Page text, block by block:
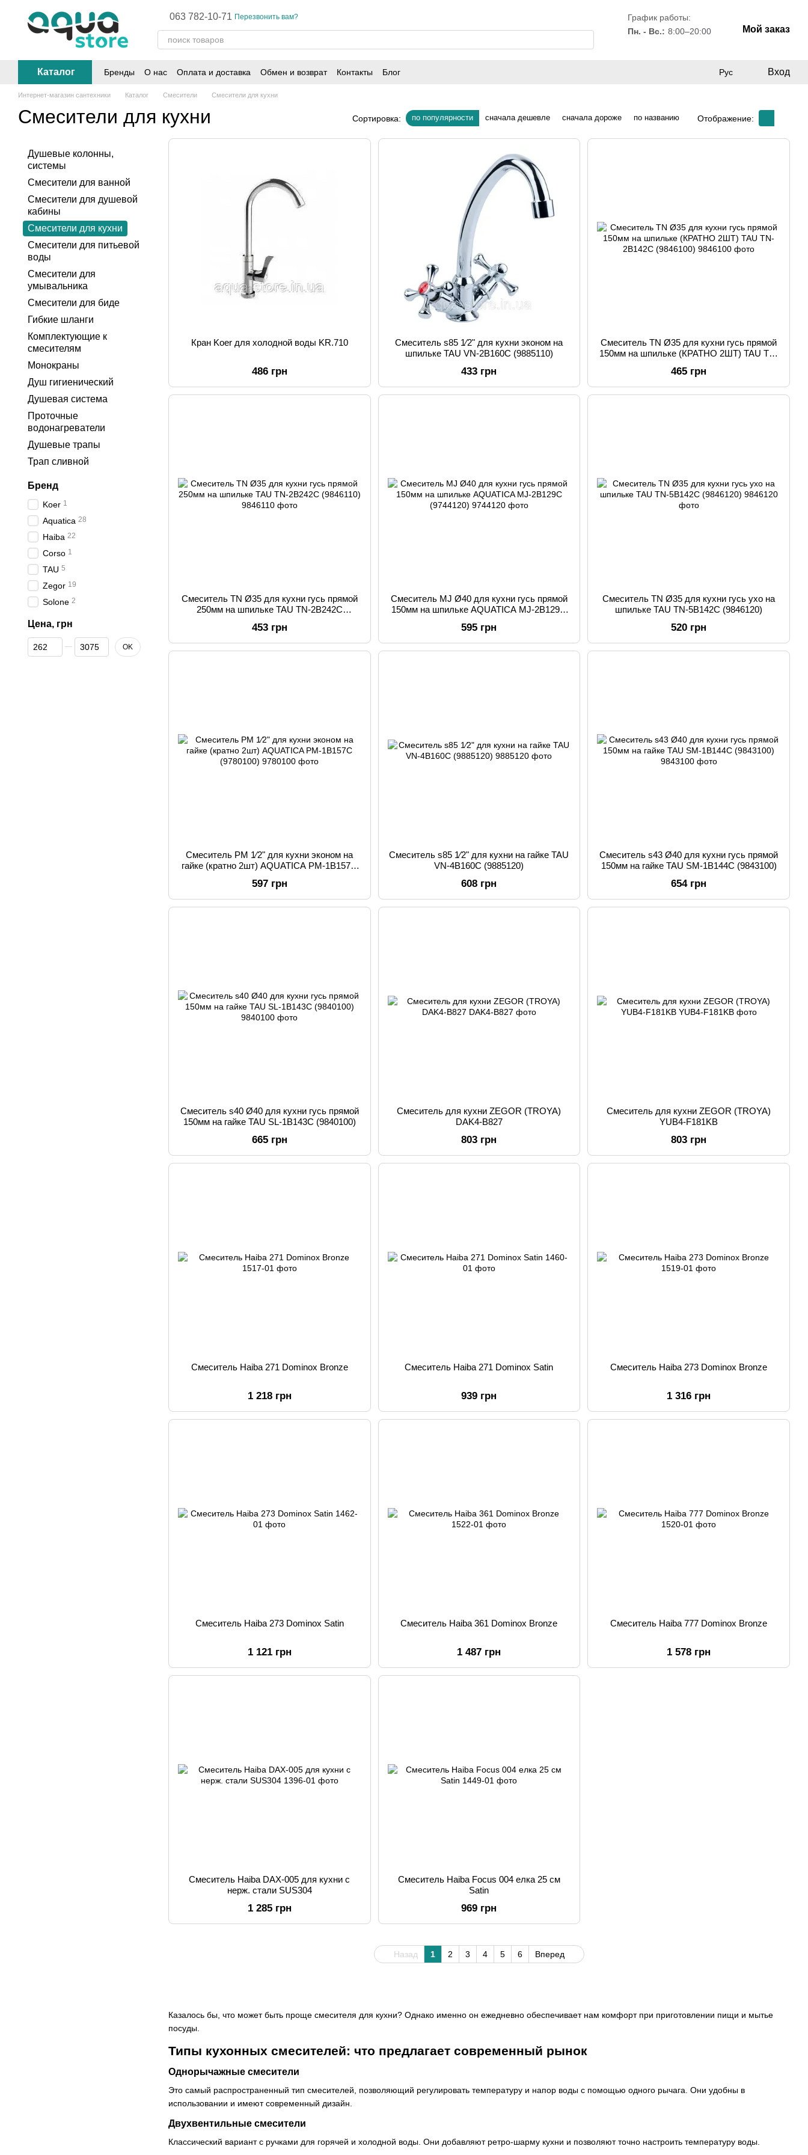
063 782-10-71 Перезвонить вам?
График работы:
Пн. - Вс.: 8:00–20:00 Мой заказ
Каталог Бренды О нас Оплата и доставка Обмен и возврат Контакты Блог Рус Вход
Интернет-магазин сантехники Каталог Смесители Смесители для кухни
Смесители для кухни Сортировка: по популярности сначала дешевле сначала дороже по названию Отображение:
Казалось бы, что может быть проще смесителя для кухни? Однако именно он ежедневно обеспечивает нам комфорт при приготовлении пищи и мытье
посуды.
Типы кухонных смесителей: что предлагает современный рынок
Однорычажные смесители
Это самый распространенный тип смесителей, позволяющий регулировать температуру и напор воды с помощью одного рычага. Они удобны в
использовании и имеют современный дизайн.
Двухвентильные смесители
Классический вариант с ручками для горячей и холодной воды. Они добавляют ретро-шарму кухни и позволяют точно настроить температуру воды.
Кран Koer для холодной воды KR.710
486 грн
Смеситель s85 1⁄2" для кухни эконом на
шпильке TAU VN-2B160C (9885110)
433 грн
Смеситель TN Ø35 для кухни гусь прямой
150мм на шпильке (КРАТНО 2ШТ) TAU TN-
465 грн
Смеситель TN Ø35 для кухни гусь прямой
250мм на шпильке TAU TN-2B242C
453 грн
Смеситель MJ Ø40 для кухни гусь прямой
150мм на шпильке AQUATICA MJ-2B129C
595 грн
Смеситель TN Ø35 для кухни гусь ухо на
шпильке TAU TN-5B142C (9846120)
520 грн
Смеситель PM 1⁄2" для кухни эконом на
гайке (кратно 2шт) AQUATICA PM-1B157C
597 грн
Смеситель s85 1⁄2" для кухни на гайке TAU
VN-4B160C (9885120)
608 грн
Смеситель s43 Ø40 для кухни гусь прямой
150мм на гайке TAU SM-1B144C (9843100)
654 грн
Смеситель s40 Ø40 для кухни гусь прямой
150мм на гайке TAU SL-1B143C (9840100)
665 грн
Смеситель для кухни ZEGOR (TROYA)
DAK4-B827
803 грн
Смеситель для кухни ZEGOR (TROYA)
YUB4-F181KB
803 грн
Смеситель Haiba 271 Dominox Bronze
1 218 грн
Смеситель Haiba 271 Dominox Satin
939 грн
Смеситель Haiba 273 Dominox Bronze
1 316 грн
Смеситель Haiba 273 Dominox Satin
1 121 грн
Смеситель Haiba 361 Dominox Bronze
1 487 грн
Смеситель Haiba 777 Dominox Bronze
1 578 грн
Смеситель Haiba DAX-005 для кухни с
нерж. стали SUS304
1 285 грн
Смеситель Haiba Focus 004 елка 25 см
Satin
969 грн
Назад 1 2 3 4 5 6 Вперед
Душевые колонны,
системы
Смесители для ванной
Смесители для душевой
кабины
Смесители для кухни
Смесители для питьевой
воды
Смесители для
умывальника
Смесители для биде
Гибкие шланги
Комплектующие к
смесителям
Монокраны
Душ гигиенический
Душевая система
Проточные
водонагреватели
Душевые трапы
Трап сливной
Бренд
Koer 1
Aquatica 28
Haiba 22
Corso 1
TAU 5
Zegor 19
Solone 2
Цена, грн
От Цена, грн
До Цена, грн OK